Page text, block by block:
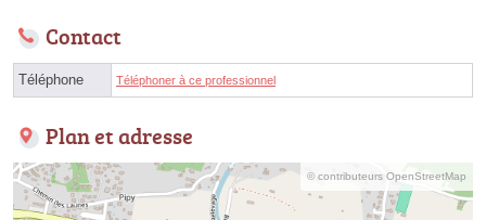
Contact
Téléphone Téléphoner à ce professionnel
Plan et adresse
© contributeurs OpenStreetMap